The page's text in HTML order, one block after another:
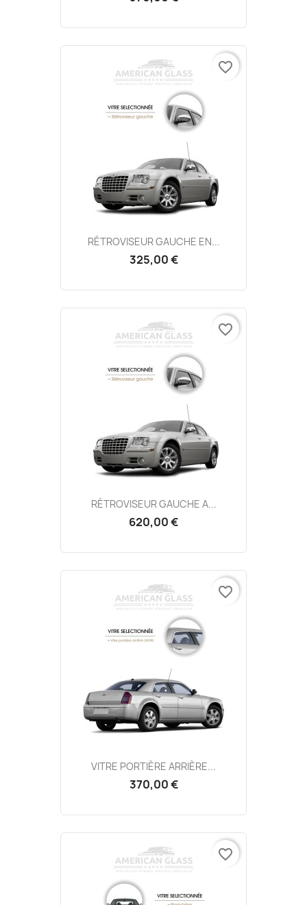
RÉTROVISEUR GAUCHE EN...
325,00 €
favorite_border
RÉTROVISEUR GAUCHE A...
620,00 €
favorite_border
VITRE PORTIÈRE ARRIÈRE...
370,00 €
favorite_border
favorite_border